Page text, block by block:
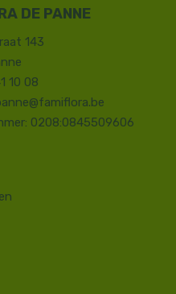
DE PANNE
143
10 08
0208:0845509606